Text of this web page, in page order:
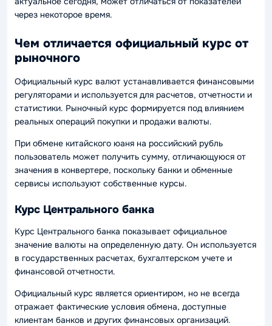
через некоторое время.
Чем отличается официальный курс от
рыночного
Официальный курс валют устанавливается финансовыми
регуляторами и используется для расчетов, отчетности и
статистики. Рыночный курс формируется под влиянием
реальных операций покупки и продажи валюты.
При обмене китайского юаня на российский рубль
пользователь может получить сумму, отличающуюся от
значения в конвертере, поскольку банки и обменные
сервисы используют собственные курсы.
Курс Центрального банка
Курс Центрального банка показывает официальное
значение валюты на определенную дату. Он используется
в государственных расчетах, бухгалтерском учете и
финансовой отчетности.
Официальный курс является ориентиром, но не всегда
отражает фактические условия обмена, доступные
клиентам банков и других финансовых организаций.